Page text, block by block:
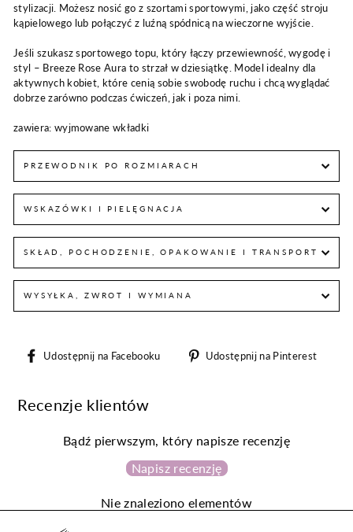
stylizacji. Możesz nosić go z szortami sportowymi, jako część stroju
kąpielowego lub połączyć z luźną spódnicą na wieczorne wyjście.
Jeśli szukasz sportowego topu, który łączy przewiewność, wygodę i
styl – Breeze Rose Aura to strzał w dziesiątkę. Model idealny dla
aktywnych kobiet, które cenią sobie swobodę ruchu i chcą wyglądać
dobrze zarówno podczas ćwiczeń, jak i poza nimi.
zawiera: wyjmowane wkładki
PRZEWODNIK PO ROZMIARACH
WSKAZÓWKI I PIELĘGNACJA
SKŁAD, POCHODZENIE, OPAKOWANIE I TRANSPORT
WYSYŁKA, ZWROT I WYMIANA
Udostępnij na Facebooku
UdostępnijUdostępnij na Pinterest
Recenzje klientów
Bądź pierwszym, który napisze recenzję
Napisz recenzję
Nie znaleziono elementów